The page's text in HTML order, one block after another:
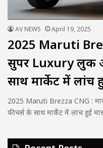
AV NEWS April 19, 2025
2025 Maruti
सुपर Luxury लुक
साथ मार्केट में लांच
2025 Maruti Brezza CNG :
फीचर्स के साथ मार्केट में लांच हुई